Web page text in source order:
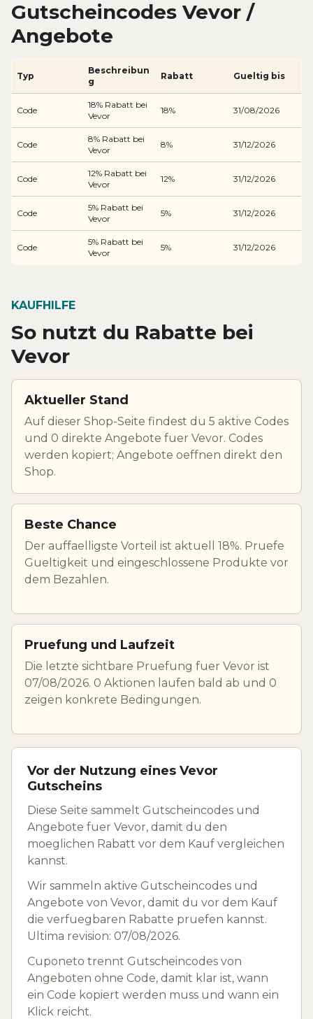
Gutscheincodes Vevor /
Angebote
Typ
Beschreibun
g
Rabatt Gueltig bis
Code
18% Rabatt bei
Vevor
18% 31/08/2026
Code
8% Rabatt bei
Vevor
8% 31/12/2026
Code
12% Rabatt bei
Vevor
12% 31/12/2026
Code
5% Rabatt bei
Vevor
5% 31/12/2026
Code
5% Rabatt bei
Vevor
5% 31/12/2026
KAUFHILFE
So nutzt du Rabatte bei
Vevor
Aktueller Stand
Auf dieser Shop-Seite findest du 5 aktive Codes
und 0 direkte Angebote fuer Vevor. Codes
werden kopiert; Angebote oeffnen direkt den
Shop.
Beste Chance
Der auffaelligste Vorteil ist aktuell 18%. Pruefe
Gueltigkeit und eingeschlossene Produkte vor
dem Bezahlen.
Pruefung und Laufzeit
Die letzte sichtbare Pruefung fuer Vevor ist
07/08/2026. 0 Aktionen laufen bald ab und 0
zeigen konkrete Bedingungen.
Vor der Nutzung eines Vevor
Gutscheins
Diese Seite sammelt Gutscheincodes und
Angebote fuer Vevor, damit du den
moeglichen Rabatt vor dem Kauf vergleichen
kannst.
Wir sammeln aktive Gutscheincodes und
Angebote von Vevor, damit du vor dem Kauf
die verfuegbaren Rabatte pruefen kannst.
Ultima revision: 07/08/2026.
Cuponeto trennt Gutscheincodes von
Angeboten ohne Code, damit klar ist, wann
ein Code kopiert werden muss und wann ein
Klick reicht.